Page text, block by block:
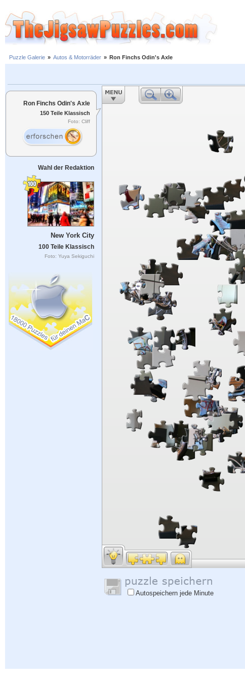
Puzzle Galerie » Autos & Motorräder » Ron Finchs Odin's Axle
Ron Finchs Odin's Axle
150 Teile Klassisch
Foto: Cliff
Wahl der Redaktion
New York City
100 Teile Klassisch
Foto: Yuya Sekiguchi
Autospeichern jede Minute